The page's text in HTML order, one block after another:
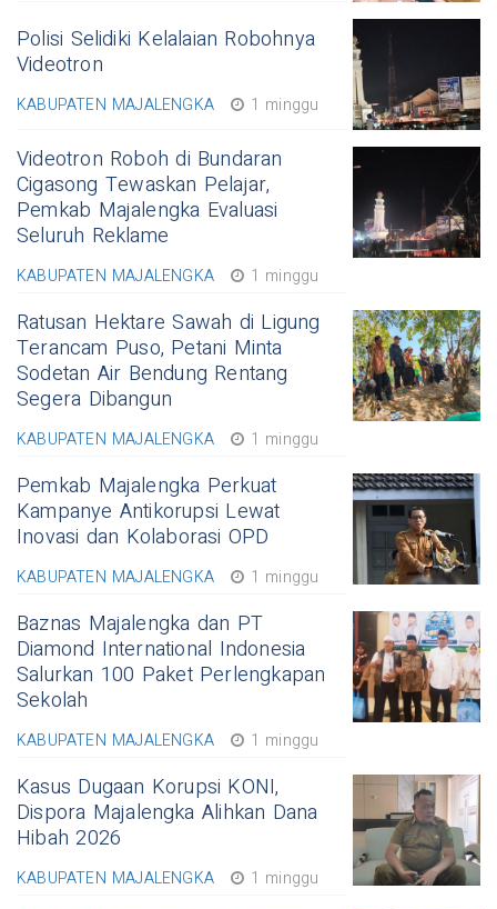
Polisi Selidiki Kelalaian Robohnya
Videotron
KABUPATEN MAJALENGKA 1 minggu
Videotron Roboh di Bundaran
Cigasong Tewaskan Pelajar,
Pemkab Majalengka Evaluasi
Seluruh Reklame
KABUPATEN MAJALENGKA 1 minggu
Ratusan Hektare Sawah di Ligung
Terancam Puso, Petani Minta
Sodetan Air Bendung Rentang
Segera Dibangun
KABUPATEN MAJALENGKA 1 minggu
Pemkab Majalengka Perkuat
Kampanye Antikorupsi Lewat
Inovasi dan Kolaborasi OPD
KABUPATEN MAJALENGKA 1 minggu
Baznas Majalengka dan PT
Diamond International Indonesia
Salurkan 100 Paket Perlengkapan
Sekolah
KABUPATEN MAJALENGKA 1 minggu
Kasus Dugaan Korupsi KONI,
Dispora Majalengka Alihkan Dana
Hibah 2026
KABUPATEN MAJALENGKA 1 minggu